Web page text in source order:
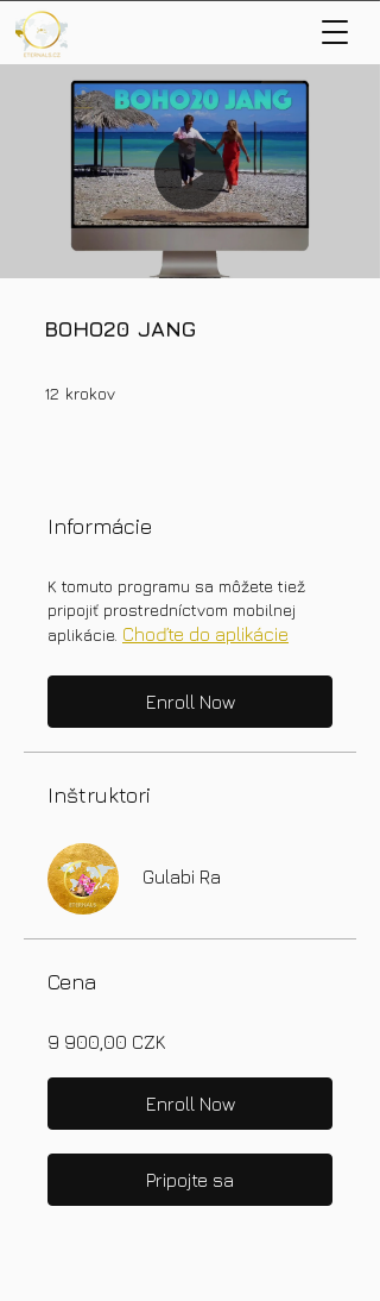
BOHO20 JANG
12 krokov
Informácie
K tomuto programu sa môžete tiež
pripojiť prostredníctvom mobilnej
aplikácie. Choďte do aplikácie
Enroll Now
Inštruktori
Gulabi Ra
Cena
9 900,00 CZK
Enroll Now
Pripojte sa